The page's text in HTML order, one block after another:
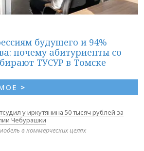
будущего и 94%
почему абитуриенты со
ТУСУР в Томске
>
у иркутянина 50 тысяч рублей за
Чебурашки
в коммерческих целях